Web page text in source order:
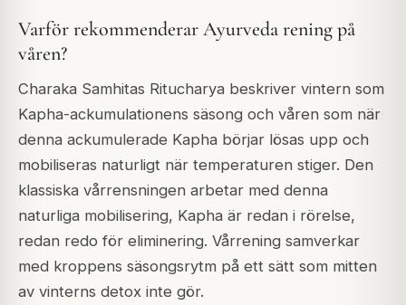
Varför rekommenderar Ayurveda rening på
våren?
Charaka Samhitas Ritucharya beskriver vintern som
Kapha-ackumulationens säsong och våren som när
denna ackumulerade Kapha börjar lösas upp och
mobiliseras naturligt när temperaturen stiger. Den
klassiska vårrensningen arbetar med denna
naturliga mobilisering, Kapha är redan i rörelse,
redan redo för eliminering. Vårrening samverkar
med kroppens säsongsrytm på ett sätt som mitten
av vinterns detox inte gör.